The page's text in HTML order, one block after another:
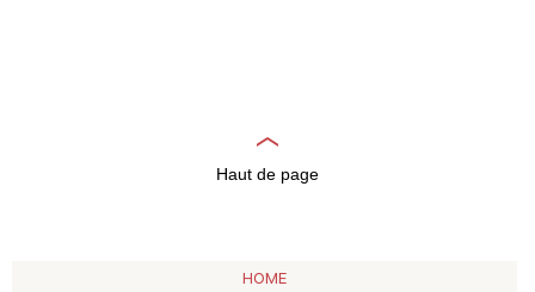
Haut de page
HOME